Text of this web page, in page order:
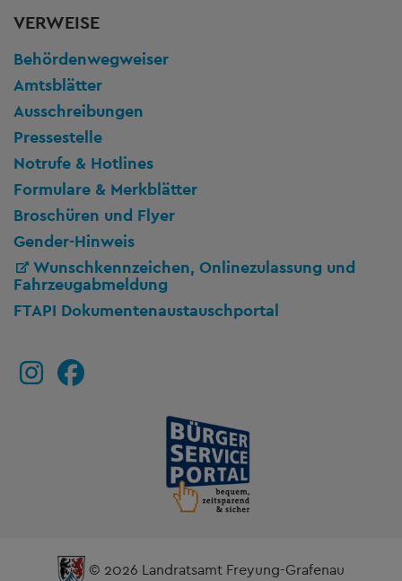
VERWEISE
Behördenwegweiser
Amtsblätter
Ausschreibungen
Pressestelle
Notrufe & Hotlines
Formulare & Merkblätter
Broschüren und Flyer
Gender-Hinweis
Wunschkennzeichen, Onlinezulassung und
Fahrzeugabmeldung
FTAPI Dokumentenaustauschportal
© 2026 Landratsamt Freyung-Grafenau